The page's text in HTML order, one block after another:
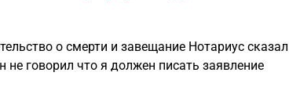
сказал что я пропустил срок так как не писал заявление Но он не говорил что я должен писать заявление